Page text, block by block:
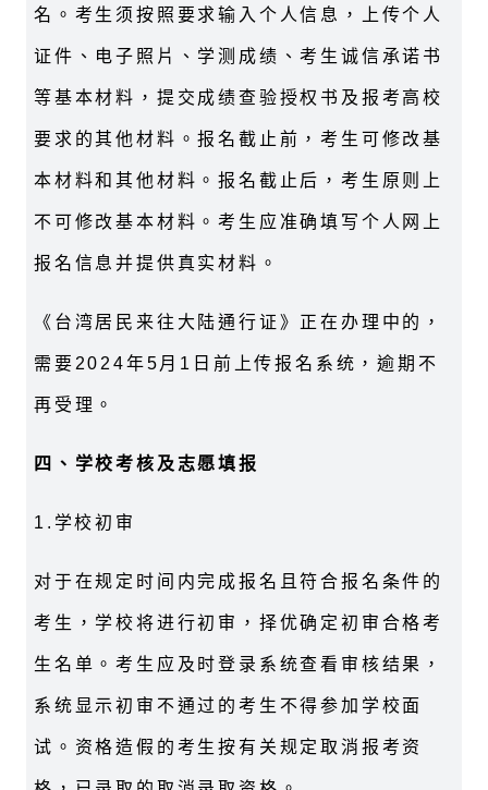
名。考生须按照要求输入个人信息，上传个人
证件、电子照片、学测成绩、考生诚信承诺书
等基本材料，提交成绩查验授权书及报考高校
要求的其他材料。报名截止前，考生可修改基
本材料和其他材料。报名截止后，考生原则上
不可修改基本材料。考生应准确填写个人网上
报名信息并提供真实材料。
《台湾居民来往大陆通行证》正在办理中的，
需要2024年5月1日前上传报名系统，逾期不
再受理。
四、学校考核 及志愿填报
1.学校初审
对于在规定时间内完成报名且符合报名条件的
考生，学校将进行初审，择优确定初审合格考
生名单。考生应及时登录系统查看审核结果，
系统显示初审不通过的考生不得参加学校面
试。资格造假的考生按有关规定取消报考资